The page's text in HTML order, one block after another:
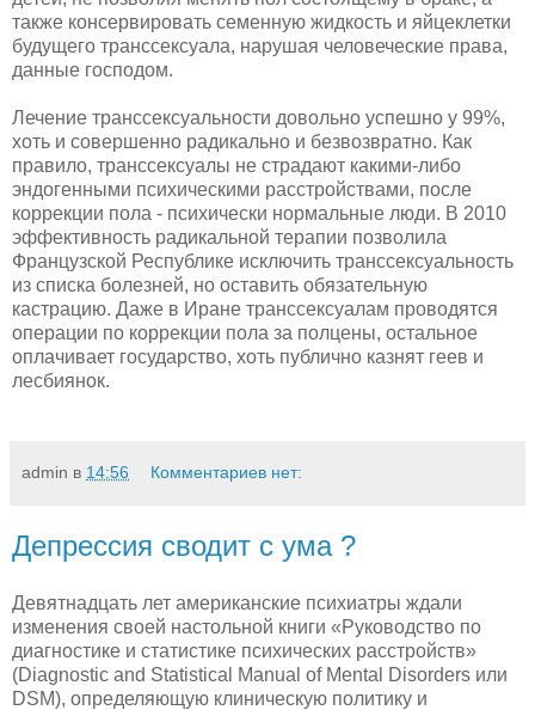
также консервировать семенную жидкость и яйцеклетки
будущего транссексуала, нарушая человеческие права,
данные господом.
Лечение транссексуальности довольно успешно у 99%,
хоть и совершенно радикально и безвозвратно. Как
правило, транссексуалы не страдают какими-либо
эндогенными психическими расстройствами, после
коррекции пола - психически нормальные люди. В 2010
эффективность радикальной терапии позволила
Французской Республике исключить транссексуальность
из списка болезней, но оставить обязательную
кастрацию. Даже в Иране транссексуалам проводятся
операции по коррекции пола за полцены, остальное
оплачивает государство, хоть публично казнят геев и
лесбиянок.
admin в 14:56 Комментариев нет:
Депрессия сводит с ума ?
Девятнадцать лет американские психиатры ждали
изменения своей настольной книги «Руководство по
диагностике и статистике психических расстройств»
(Diagnostic and Statistical Manual of Mental Disorders или
DSM), определяющую клиническую политику и